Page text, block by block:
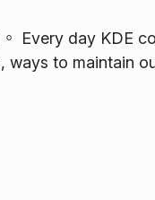
Every day KDE
to maintain